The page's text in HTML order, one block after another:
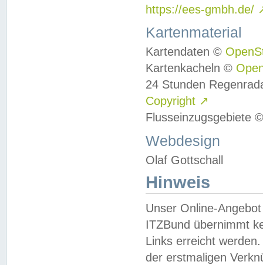
https://ees-gmbh.de/
Kartenmaterial
Kartendaten ©
Kartenkacheln ©
24 Stunden
Copyright ↗
Flusseinzugsgebiete
Webdesign
Olaf Gottschall
Hinweis
Unser Online-
ITZBund übernimmt
Links erreicht
der erstmaligen